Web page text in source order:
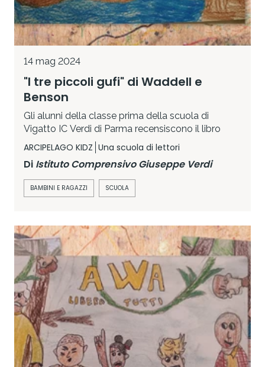
14 mag 2024
"I tre piccoli gufi" di Waddell e
Benson
Gli alunni della classe prima della scuola di
Vigatto IC Verdi di Parma recensiscono il libro
ARCIPELAGO KIDZ Una scuola di lettori
Di Istituto Comprensivo Giuseppe Verdi
BAMBINI E RAGAZZI SCUOLA